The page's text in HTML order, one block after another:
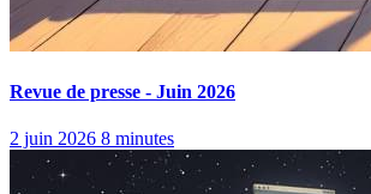
Revue de presse - Juin 2026
2 juin 2026 8 minutes